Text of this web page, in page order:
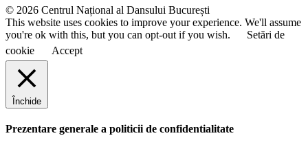
© 2026 Centrul Național al Dansului București
This website uses cookies to improve your experience. We'll assume
you're ok with this, but you can opt-out if you wish.
Setări de
cookie
Accept
Închide
Prezentare generale a politicii de confidentialitate